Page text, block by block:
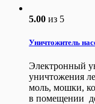
5.00 из 5
Уничтожитель
Электронный
уничтожения
моль, мошки,
в помещении